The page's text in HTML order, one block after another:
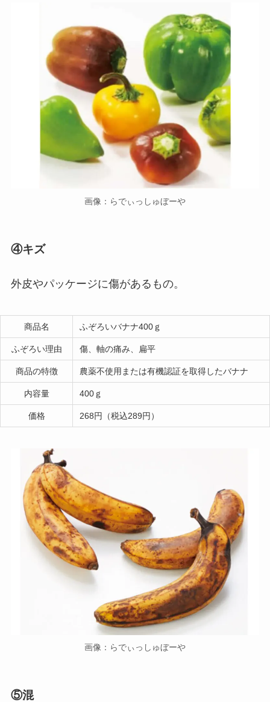
画像：らでぃっしゅぼーや
④キズ
外皮やパッケージに傷があるもの。
商品名 ふぞろいバナナ400ｇ
ふぞろい理由 傷、軸の痛み、扁平
商品の特徴 農薬不使用または有機認証を取得したバナナ
内容量 400ｇ
価格 268円（税込289円）
画像：らでぃっしゅぼーや
⑤混